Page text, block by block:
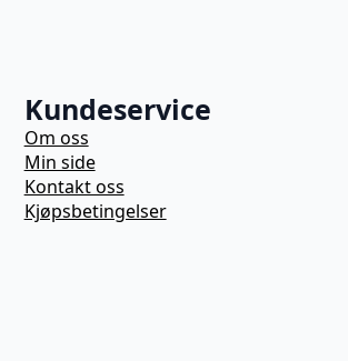
Kundeservice
Om oss
Min side
Kontakt oss
Kjøpsbetingelser